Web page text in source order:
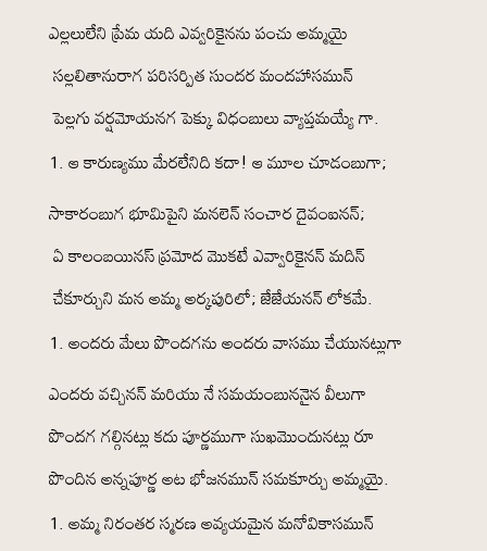
ఎల్లలులేని ప్రేమ యది ఎవ్వరికైనను పంచు అమ్మయై
సల్లలితానురాగ పరిసర్పిత సుందర మందహాసమున్
పెల్లగు వర్షమోయనగ పెక్కు విధంబులు వ్యాప్తమయ్యే గా.
ఆ కారుణ్యము మేరలేనిది కదా! ఆ మూల చూడంబుగా;
సాకారంబుగ భూమిపైని మనలెన్ సంచార దైవంఐనన్;
ఏ కాలంబయినస్ ప్రమోద మొకటే ఎవ్వారికైనన్ మదిన్
చేకూర్చుని మన అమ్మ అర్కపురిలో; జేజేయనన్ లోకమే.
అందరు మేలు పొందగను అందరు వాసము చేయునట్లుగా
ఎందరు వచ్చినన్ మరియు నే సమయంబుననైన వీలుగా
పొందగ గల్గినట్లు కదు పూర్ణముగా సుఖమొందునట్లు రూ
పొందిన అన్నపూర్ణ అట భోజనమున్ సమకూర్చు అమ్మయై.
అమ్మ నిరంతర స్మరణ అవ్యయమైన మనోవికాసమున్